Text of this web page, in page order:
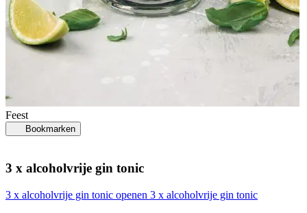
Feest
Bookmarken
3 x alcoholvrije gin tonic
3 x alcoholvrije gin tonic openen 3 x alcoholvrije gin tonic